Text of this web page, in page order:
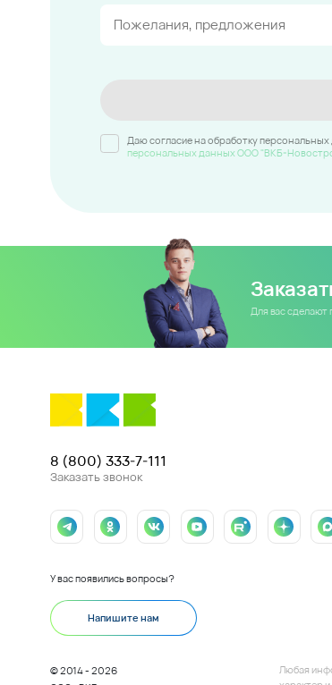
Даю согласие на обработку
персональных данных ООО "ВКБ-
Для вас сделают
8 (800) 333-7-111
Заказать звонок
У вас появились вопросы?
Напишите нам
© 2014 - 2026
Любая